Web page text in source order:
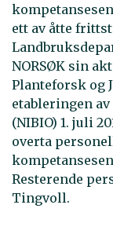
ett av åtte
NORSØK sin
Planteforsk og
etableringen
(NIBIO) 1. juli
overta
Resterende
Tingvoll.